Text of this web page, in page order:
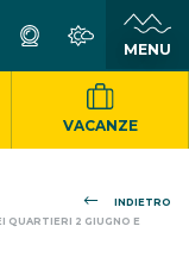
VACANZE
INDIETRO
QUARTIERI 2 GIUGNO E